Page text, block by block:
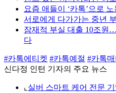
요즘 애들이 ‘카톡’으로 노
서로에게 다가가는 중년
잠재적 부실 대출 10조원
다
#카톡에티켓 #카톡예절 #카톡매
신다정 인턴 기자의 주요 뉴스
⌞ 실버 스마트 케어 전문 기